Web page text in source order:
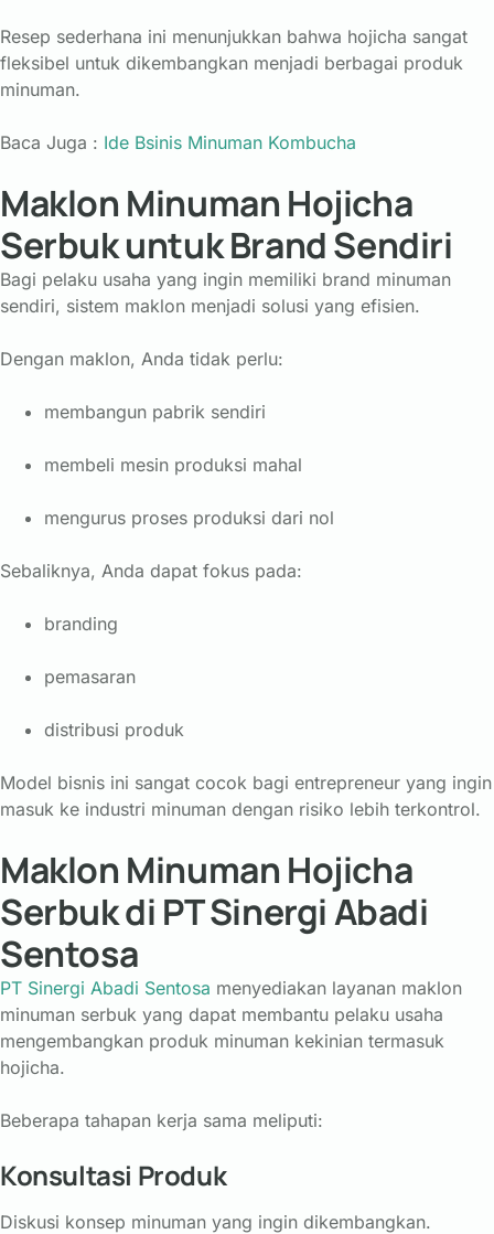
Resep sederhana ini menunjukkan bahwa hojicha sangat
fleksibel untuk dikembangkan menjadi berbagai produk
minuman.
Baca Juga : Ide Bsinis Minuman Kombucha
Maklon Minuman Hojicha
Serbuk untuk Brand Sendiri
Bagi pelaku usaha yang ingin memiliki brand minuman
sendiri, sistem maklon menjadi solusi yang efisien.
Dengan maklon, Anda tidak perlu:
membangun pabrik sendiri
membeli mesin produksi mahal
mengurus proses produksi dari nol
Sebaliknya, Anda dapat fokus pada:
branding
pemasaran
distribusi produk
Model bisnis ini sangat cocok bagi entrepreneur yang ingin
masuk ke industri minuman dengan risiko lebih terkontrol.
Maklon Minuman Hojicha
Serbuk di PT Sinergi Abadi
Sentosa
PT Sinergi Abadi Sentosa menyediakan layanan maklon
minuman serbuk yang dapat membantu pelaku usaha
mengembangkan produk minuman kekinian termasuk
hojicha.
Beberapa tahapan kerja sama meliputi:
Konsultasi Produk
Diskusi konsep minuman yang ingin dikembangkan.